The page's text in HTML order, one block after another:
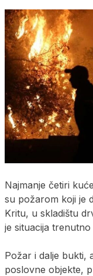
Najmanje četiri
su požarom koji je
Kritu, u skladištu
je situacija
Požar i dalje bukti,
poslovne objekte,